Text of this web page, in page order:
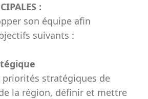
:
son équipe afin
suivants :
stratégiques de
la région, définir et mettre